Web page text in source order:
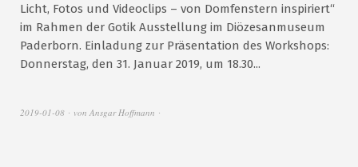
Licht, Fotos und Videoclips – von Domfenstern inspiriert“
im Rahmen der Gotik Ausstellung im Diözesanmuseum
Paderborn. Einladung zur Präsentation des Workshops:
Donnerstag, den 31. Januar 2019, um 18.30...
2019-01-08 von Ansgar Hoffmann